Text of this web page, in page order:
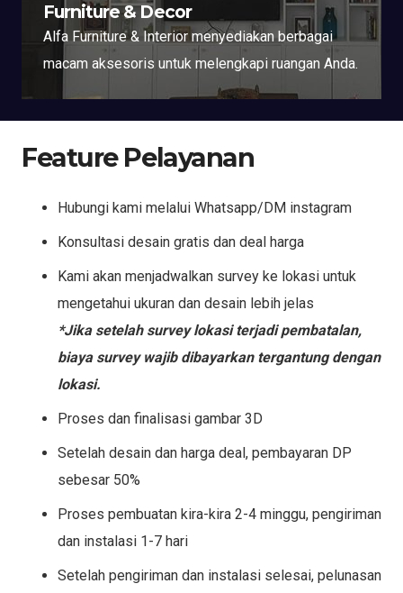
Furniture & Decor
Alfa Furniture & Interior menyediakan berbagai
macam aksesoris untuk melengkapi ruangan Anda.
Feature Pelayanan
Hubungi kami melalui Whatsapp/DM instagram
Konsultasi desain gratis dan deal harga
Kami akan menjadwalkan survey ke lokasi untuk
mengetahui ukuran dan desain lebih jelas
*Jika setelah survey lokasi terjadi pembatalan,
biaya survey wajib dibayarkan tergantung dengan
lokasi.
Proses dan finalisasi gambar 3D
Setelah desain dan harga deal, pembayaran DP
sebesar 50%
Proses pembuatan kira-kira 2-4 minggu, pengiriman
dan instalasi 1-7 hari
Setelah pengiriman dan instalasi selesai, pelunasan